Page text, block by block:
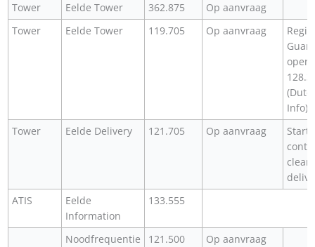
Tower
Eelde Tower 362.875
Op aanvraag
Tower
Eelde Tower 119.705 Op aanvraag
Info)
Tower
Eelde Delivery 121.705 Op aanvraag
ATIS
Eelde
Information
133.555
Noodfrequentie 121.500 Op aanvraag